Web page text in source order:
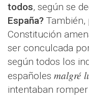
todos, según se
España? También,
Constitución
ser conculcada
según todos los
españoles malgré
intentaban romper